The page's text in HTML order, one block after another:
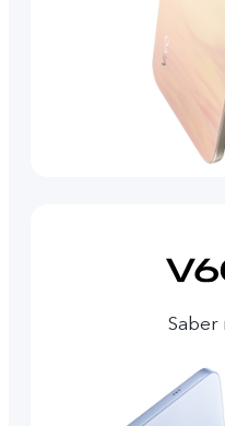
Saber